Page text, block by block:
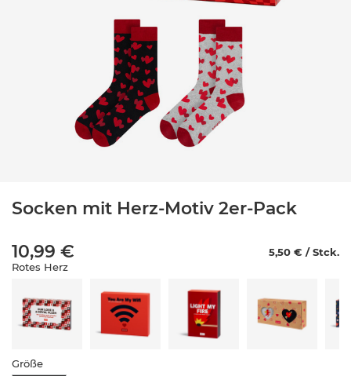
Socken mit Herz-Motiv 2er-Pack
10,99 €
5,50 € / Stck.
Rotes Herz
Größe